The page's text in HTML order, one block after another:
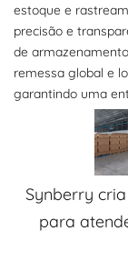
estoque e
precisão e
de
remessa global e
garantindo uma
Synberry
para